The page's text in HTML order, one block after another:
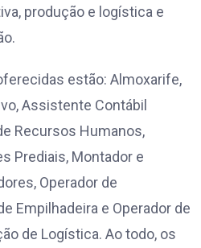
produção e logística e
estão: Almoxarife,
Assistente Contábil
Recursos Humanos,
Prediais, Montador e
Operador de
Empilhadeira e Operador de
de Logística. Ao todo, os